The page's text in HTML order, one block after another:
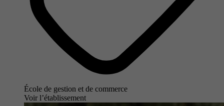
École de gestion et de commerce
Voir l’établissement